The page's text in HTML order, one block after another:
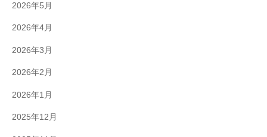
2026年5月
2026年4月
2026年3月
2026年2月
2026年1月
2025年12月